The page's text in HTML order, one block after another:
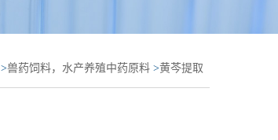
>兽药饲料，水产养殖中药原料 >黄芩提取